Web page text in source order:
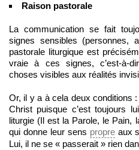
Raison pastorale
La communication se fait
signes sensibles (personnes,
pastorale liturgique est
vraie à ces signes, c’est-à-
choses visibles aux réalités
Or, il y a à cela deux conditions
Christ puisque c’est toujours
liturgie (Il est la Parole, le Pain,
qui donne leur sens propreaux
Lui, il ne se « passerait » rien